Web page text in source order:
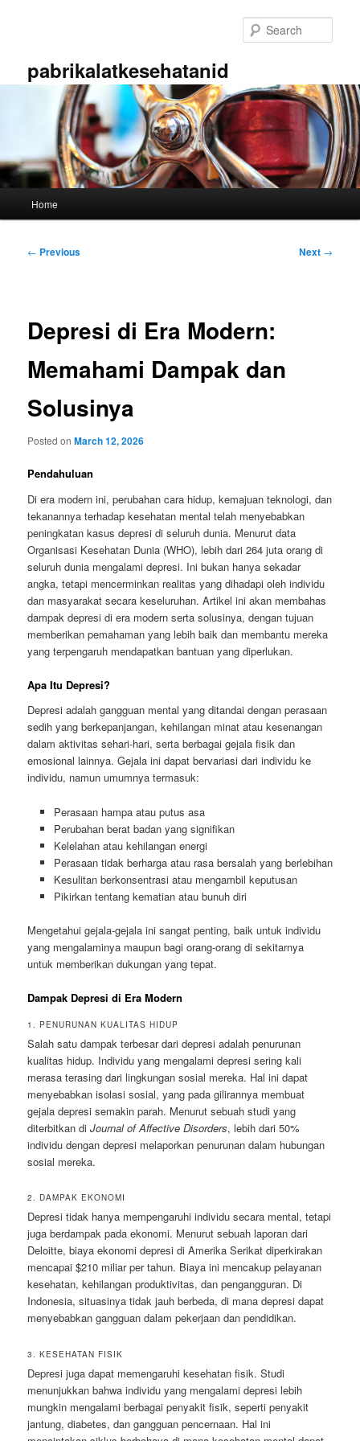
pabrikalatkesehatanid
Home
Post
← Previous Next →
Depresi di Era Modern:
Memahami Dampak dan
Solusinya
Posted onMarch 12, 2026
Pendahuluan
Di era modern ini, perubahan cara hidup, kemajuan teknologi, dan
tekanannya terhadap kesehatan mental telah menyebabkan
peningkatan kasus depresi di seluruh dunia. Menurut data
Organisasi Kesehatan Dunia (WHO), lebih dari 264 juta orang di
seluruh dunia mengalami depresi. Ini bukan hanya sekadar
angka, tetapi mencerminkan realitas yang dihadapi oleh individu
dan masyarakat secara keseluruhan. Artikel ini akan membahas
dampak depresi di era modern serta solusinya, dengan tujuan
memberikan pemahaman yang lebih baik dan membantu mereka
yang terpengaruh mendapatkan bantuan yang diperlukan.
Apa Itu Depresi?
Depresi adalah gangguan mental yang ditandai dengan perasaan
sedih yang berkepanjangan, kehilangan minat atau kesenangan
dalam aktivitas sehari-hari, serta berbagai gejala fisik dan
emosional lainnya. Gejala ini dapat bervariasi dari individu ke
individu, namun umumnya termasuk:
Perasaan hampa atau putus asa
Perubahan berat badan yang signifikan
Kelelahan atau kehilangan energi
Perasaan tidak berharga atau rasa bersalah yang berlebihan
Kesulitan berkonsentrasi atau mengambil keputusan
Pikirkan tentang kematian atau bunuh diri
Mengetahui gejala-gejala ini sangat penting, baik untuk individu
yang mengalaminya maupun bagi orang-orang di sekitarnya
untuk memberikan dukungan yang tepat.
Dampak Depresi di Era Modern
1. PENURUNAN KUALITAS HIDUP
Salah satu dampak terbesar dari depresi adalah penurunan
kualitas hidup. Individu yang mengalami depresi sering kali
merasa terasing dari lingkungan sosial mereka. Hal ini dapat
menyebabkan isolasi sosial, yang pada gilirannya membuat
gejala depresi semakin parah. Menurut sebuah studi yang
diterbitkan diJournal of Affective Disorders, lebih dari 50%
individu dengan depresi melaporkan penurunan dalam hubungan
sosial mereka.
2. DAMPAK EKONOMI
Depresi tidak hanya mempengaruhi individu secara mental, tetapi
juga berdampak pada ekonomi. Menurut sebuah laporan dari
Deloitte, biaya ekonomi depresi di Amerika Serikat diperkirakan
mencapai $210 miliar per tahun. Biaya ini mencakup pelayanan
kesehatan, kehilangan produktivitas, dan pengangguran. Di
Indonesia, situasinya tidak jauh berbeda, di mana depresi dapat
menyebabkan gangguan dalam pekerjaan dan pendidikan.
3. KESEHATAN FISIK
Depresi juga dapat memengaruhi kesehatan fisik. Studi
menunjukkan bahwa individu yang mengalami depresi lebih
mungkin mengalami berbagai penyakit fisik, seperti penyakit
jantung, diabetes, dan gangguan pencernaan. Hal ini